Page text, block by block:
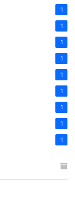
1
1
1
1
1
1
1
1
1